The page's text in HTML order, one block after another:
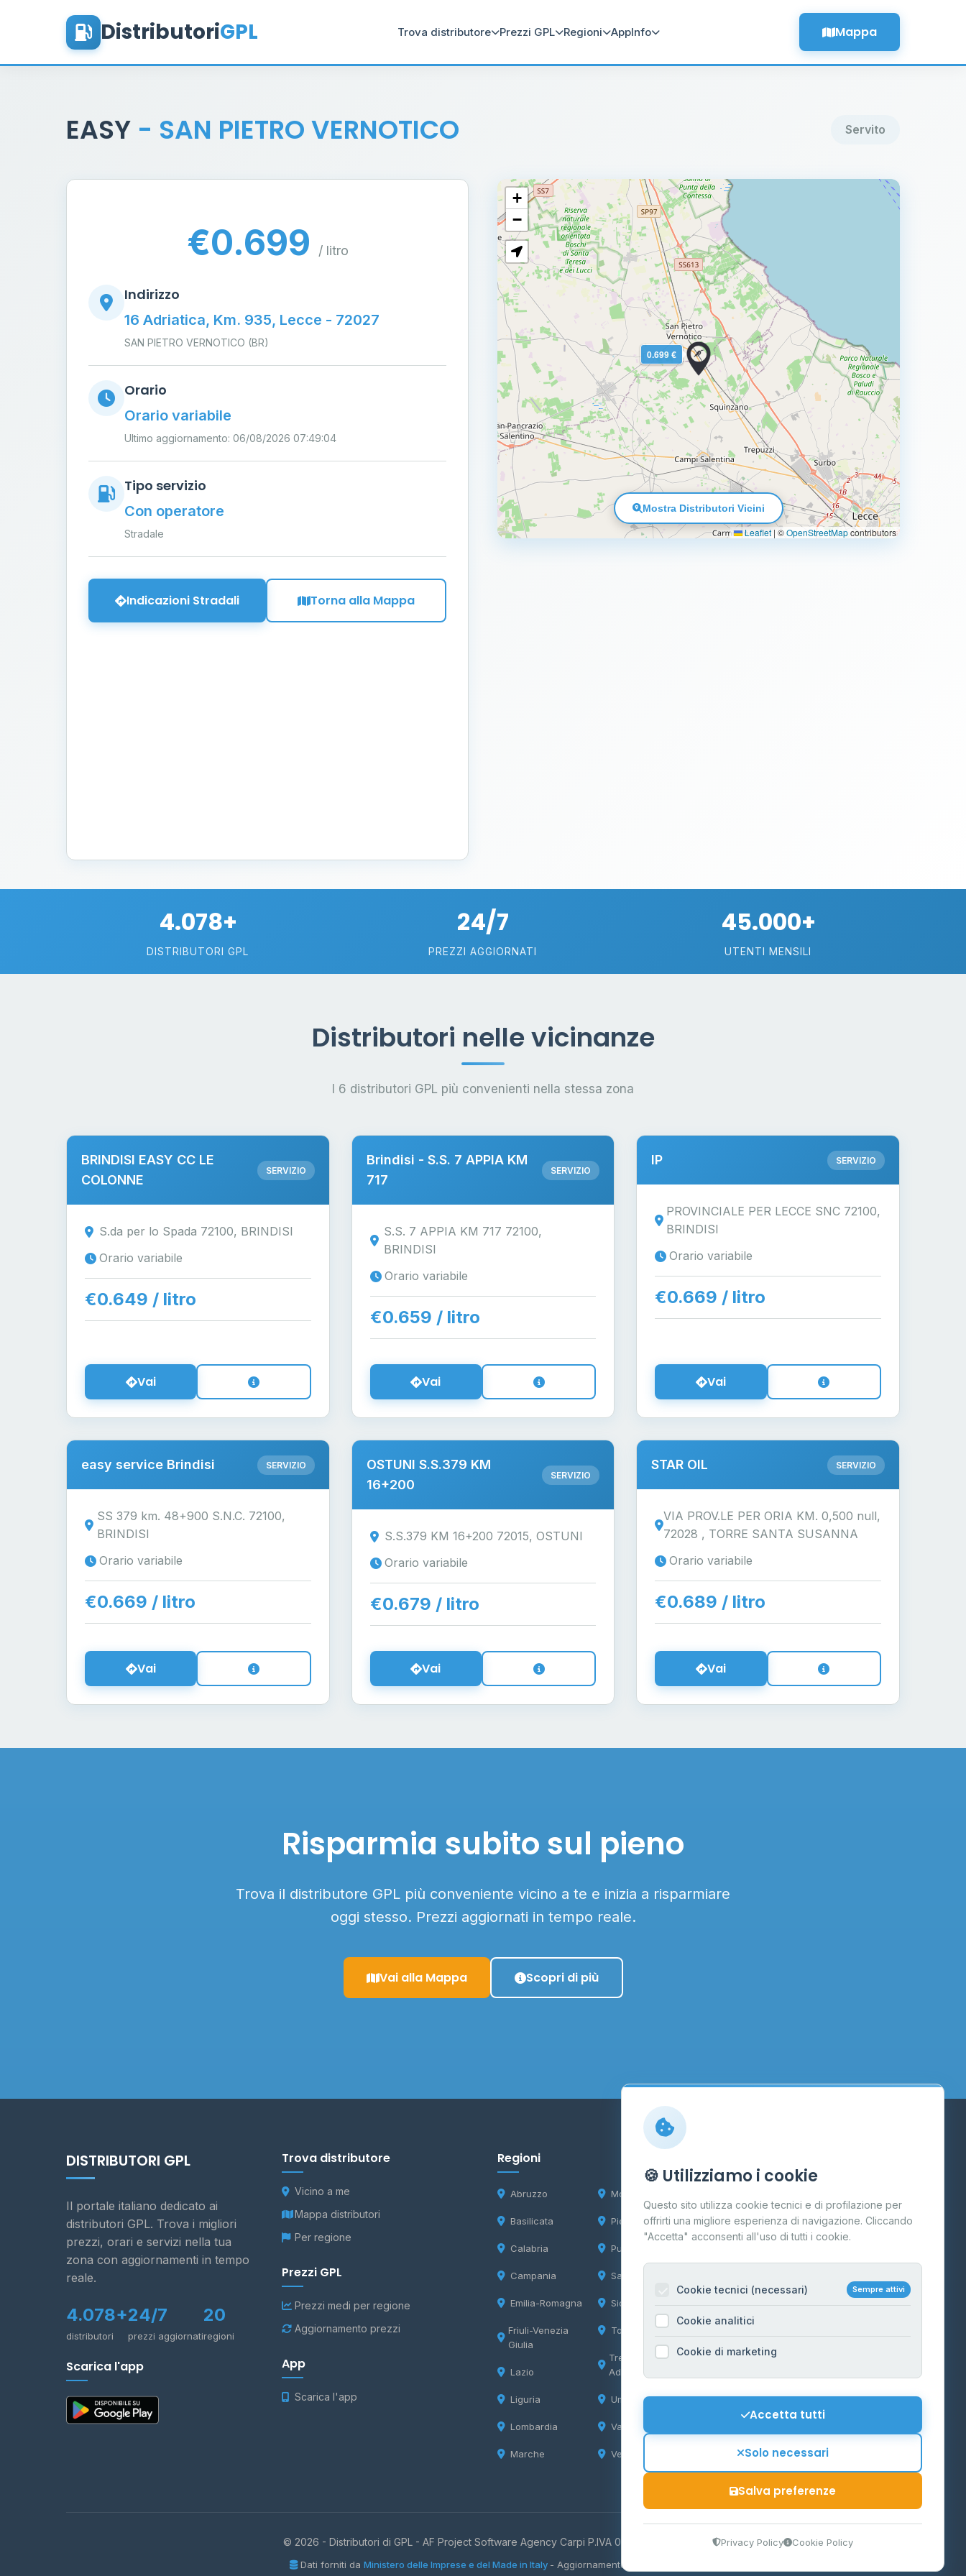
DistributoriGPL Trova distributore Prezzi GPL Regioni AppInfo Mappa
EASY - SAN PIETRO VERNOTICO Servito
€0.699 / litro
Indirizzo
16 Adriatica, Km. 935, Lecce - 72027
SAN PIETRO VERNOTICO (BR)
Orario
Orario variabile
Ultimo aggiornamento: 06/08/2026 07:49:04
Tipo servizio
Con operatore
Stradale
Indicazioni Stradali Torna alla Mappa
0.699 €
+
−
Leaflet | ©OpenStreetMapcontributors
Mostra Distributori Vicini
4.078+
DISTRIBUTORI GPL
24/7
PREZZI AGGIORNATI
45.000+
UTENTI MENSILI
Distributori nelle vicinanze
I 6 distributori GPL più convenienti nella stessa zona
BRINDISI EASY CC LE
COLONNE
SERVIZIO
S.da per lo Spada 72100, BRINDISI
Orario variabile
€0.649 / litro
Vai
Brindisi - S.S. 7 APPIA KM
717
SERVIZIO
S.S. 7 APPIA KM 717 72100,
BRINDISI
Orario variabile
€0.659 / litro
Vai
IP SERVIZIO
PROVINCIALE PER LECCE SNC 72100,
BRINDISI
Orario variabile
€0.669 / litro
Vai
easy service Brindisi SERVIZIO
SS 379 km. 48+900 S.N.C. 72100,
BRINDISI
Orario variabile
€0.669 / litro
Vai
OSTUNI S.S.379 KM
16+200
SERVIZIO
S.S.379 KM 16+200 72015, OSTUNI
Orario variabile
€0.679 / litro
Vai
STAR OIL SERVIZIO
VIA PROV.LE PER ORIA KM. 0,500 null,
72028 , TORRE SANTA SUSANNA
Orario variabile
€0.689 / litro
Vai
Risparmia subito sul pieno
Trova il distributore GPL più conveniente vicino a te e inizia a risparmiare
oggi stesso. Prezzi aggiornati in tempo reale.
Vai alla Mappa Scopri di più
DISTRIBUTORI GPL
Il portale italiano dedicato ai
distributori GPL. Trova i migliori
prezzi, orari e servizi nella tua
zona con aggiornamenti in tempo
reale.
4.078+
distributori
24/7
prezzi aggiornati
20
regioni
Scarica l'app
Trova distributore
Vicino a me
Mappa distributori
Per regione
Prezzi GPL
Prezzi medi per regione
Aggiornamento prezzi
App
Scarica l'app
Regioni
Abruzzo
Basilicata
Calabria
Campania
Emilia-Romagna
Friuli-Venezia
Giulia
Lazio
Liguria
Lombardia
Marche
Molise
Piemonte
Puglia
Sardegna
Sicilia
Toscana
Trentino-Alto
Adige
Umbria
Valle d'Aosta
Veneto
Contatti
Per gestori
Informazioni legali
Privacy Policy
Cookie Policy
Mappa del sito
Contattaci
© 2026 - Distributori di GPL - AF Project Software Agency Carpi P.IVA 03859300364
Dati forniti da Ministero delle Imprese e del Made in Italy - Aggiornamento quotidiano
🍪 Utilizziamo i cookie
Questo sito utilizza cookie tecnici e di profilazione per
offrirti una migliore esperienza di navigazione. Cliccando
"Accetta" acconsenti all'uso di tutti i cookie.
Cookie tecnici (necessari) Sempre attivi
Cookie analitici
Cookie di marketing
Accetta tutti
Solo necessari
Salva preferenze
Privacy Policy Cookie Policy